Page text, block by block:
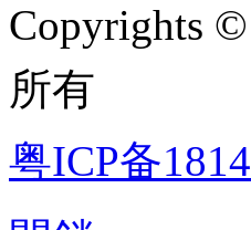
Copyrights
所有
粤ICP备